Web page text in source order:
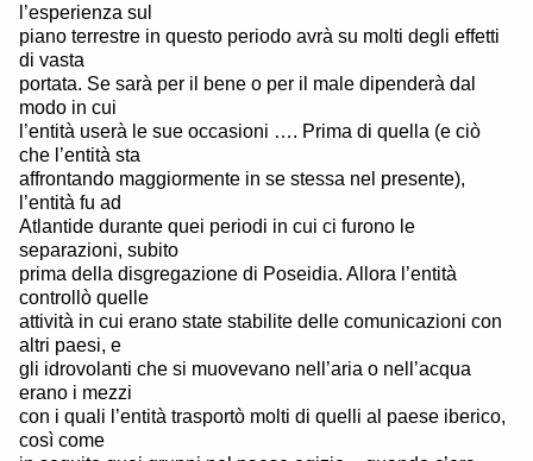
l’esperienza sul
piano terrestre in questo periodo avrà su molti degli effetti
di vasta
portata. Se sarà per il bene o per il male dipenderà dal
modo in cui
l’entità userà le sue occasioni …. Prima di quella (e ciò
che l’entità sta
affrontando maggiormente in se stessa nel presente),
l’entità fu ad
Atlantide durante quei periodi in cui ci furono le
separazioni, subito
prima della disgregazione di Poseidia. Allora l’entità
controllò quelle
attività in cui erano state stabilite delle comunicazioni con
altri paesi, e
gli idrovolanti che si muovevano nell’aria o nell’acqua
erano i mezzi
con i quali l’entità trasportò molti di quelli al paese iberico,
così come